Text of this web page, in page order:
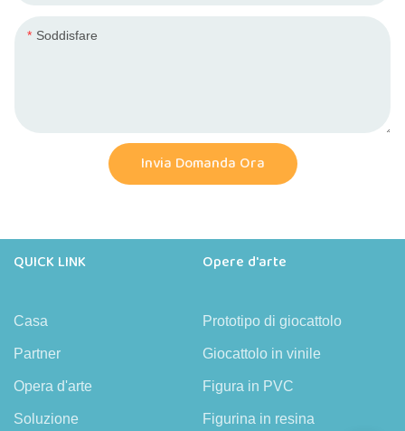
Soddisfare
Invia Domanda Ora
QUICK LINK
Casa
Partner
Opera d'arte
Soluzione
Opere d'arte
Prototipo di giocattolo
Giocattolo in vinile
Figura in PVC
Figurina in resina